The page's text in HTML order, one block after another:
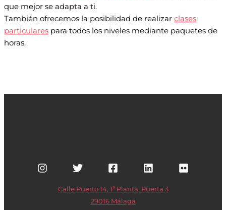
que mejor se adapta a ti.
También ofrecemos la posibilidad de realizar clases
particulares para todos los niveles mediante paquetes de
horas.
Calle Puerto 14, 1ª Planta, Puerta 3
29016 Málaga